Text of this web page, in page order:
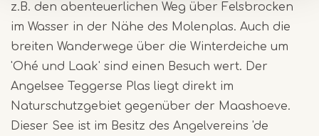
z.B. den abenteuerlichen Weg über Felsbrocken
im Wasser in der Nähe des Molenplas. Auch die
breiten Wanderwege über die Winterdeiche um
'Ohé und Laak' sind einen Besuch wert. Der
Angelsee Teggerse Plas liegt direkt im
Naturschutzgebiet gegenüber der Maashoeve.
Dieser See ist im Besitz des Angelvereins 'de